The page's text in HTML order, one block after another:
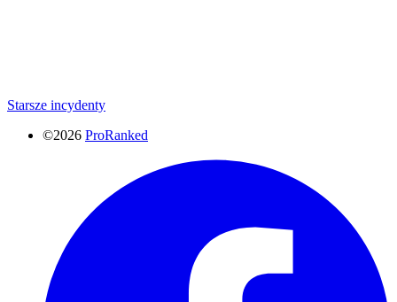
Starsze incydenty
©2026 ProRanked